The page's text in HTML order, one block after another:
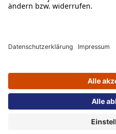
3
Voraussetzung für die Gewährung des